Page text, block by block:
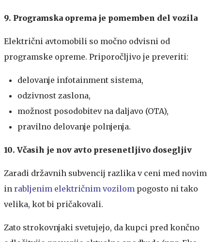
9. Programska oprema je pomemben del vozila
Električni avtomobili so močno odvisni od
programske opreme. Priporočljivo je preveriti:
delovanje infotainment sistema,
odzivnost zaslona,
možnost posodobitev na daljavo (OTA),
pravilno delovanje polnjenja.
10. Včasih je nov avto presenetljivo dosegljiv
Zaradi državnih subvencij razlika v ceni med novim
in rabljenim električnim vozilom pogosto ni tako
velika, kot bi pričakovali.
Zato strokovnjaki svetujejo, da kupci pred končno